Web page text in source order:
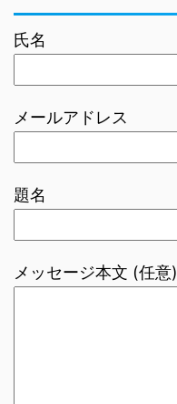
氏名
メールアドレス
題名
メッセージ本文 (任意)